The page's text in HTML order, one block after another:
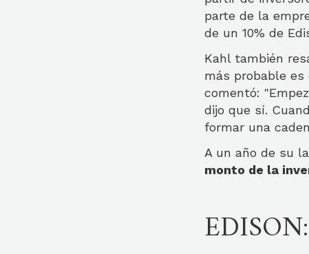
parte de la
de un 10% de
Kahl también
más probable
comentó:
dijo que sí.
formar una
A un año de su
monto de la